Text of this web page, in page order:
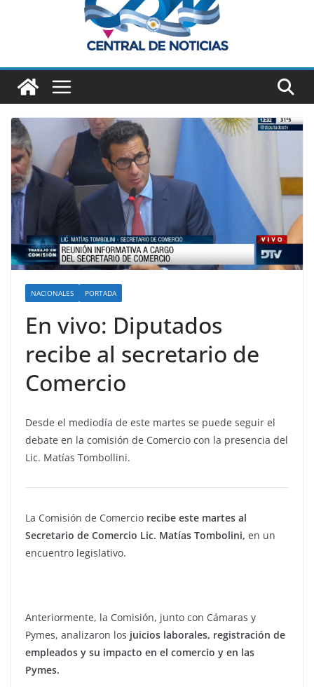
NACIONALES PORTADA
En vivo: Diputados
recibe al secretario de
Comercio
Desde el mediodía de este martes se puede seguir el
debate en la comisión de Comercio con la presencia del
Lic. Matías Tombollini.
La Comisión de Comercio recibe este martes al
Secretario de Comercio Lic. Matías Tombolini, en un
encuentro legislativo.
Anteriormente, la Comisión, junto con Cámaras y
Pymes, analizaron los juicios laborales, registración de
empleados y su impacto en el comercio y en las
Pymes.